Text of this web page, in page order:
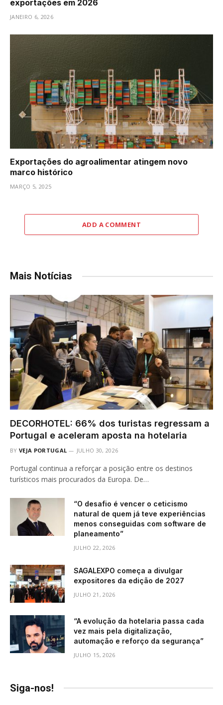
exportações em 2026
JANEIRO 6, 2026
Exportações do agroalimentar atingem novo
marco histórico
MARÇO 5, 2025
ADD A COMMENT
Mais Notícias
DECORHOTEL: 66% dos turistas regressam a
Portugal e aceleram aposta na hotelaria
BY VEJA PORTUGAL JULHO 30, 2026
Portugal continua a reforçar a posição entre os destinos
turísticos mais procurados da Europa. De…
“O desafio é vencer o ceticismo
natural de quem já teve experiências
menos conseguidas com software de
planeamento”
JULHO 22, 2026
SAGALEXPO começa a divulgar
expositores da edição de 2027
JULHO 21, 2026
“A evolução da hotelaria passa cada
vez mais pela digitalização,
automação e reforço da segurança”
JULHO 15, 2026
Siga-nos!